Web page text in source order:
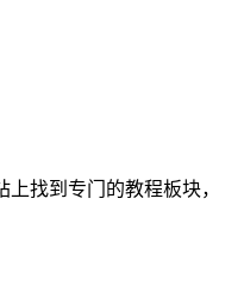
找到专门的教程板块，